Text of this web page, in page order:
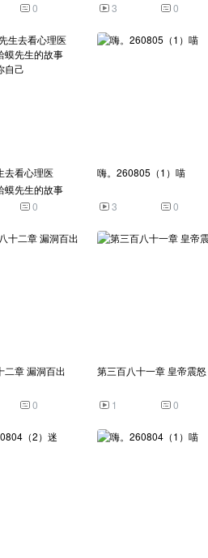
0
3
0
去看心理医
蟆先生的故事
自己 0
嗨。260805（1）喵
3 0
二章 漏洞百出
0
第三百八十一章 皇帝震怒
1 0